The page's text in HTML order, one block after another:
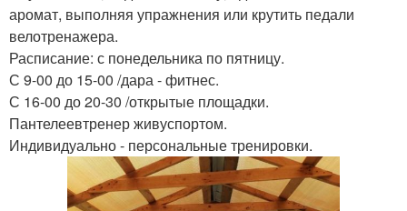
аромат, выполняя упражнения или крутить педали
велотренажера.
Расписание: с понедельника по пятницу.
С 9-00 до 15-00 /дара - фитнес.
С 16-00 до 20-30 /открытые площадки.
Пантелеевтренер живуспортом.
Индивидуально - персональные тренировки.